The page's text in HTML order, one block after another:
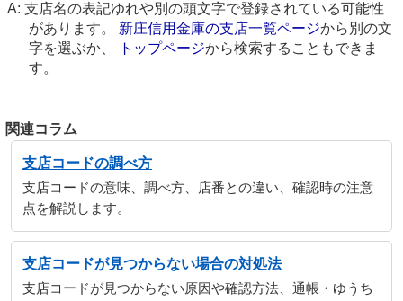
支店名の表記ゆれや別の頭文字で登録されている可能性
があります。 新庄信用金庫の支店一覧ページから別の文
字を選ぶか、
トップページから検索することもできま
す。
関連コラム
支店コードの調べ方
支店コードの意味、調べ方、店番との違い、確認時の注意
点を解説します。
支店コードが見つからない場合の対処法
支店コードが見つからない原因や確認方法、通帳・ゆうち